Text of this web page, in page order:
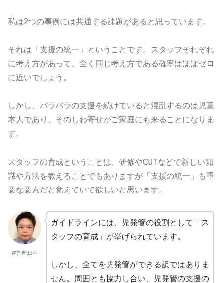
私は2つの事例には共通する課題があると思っています。
それは「支援の統一」ということです。スタッフそれぞれ
に考え方があって、全く同じ考え方である確率はほぼゼロ
に近いでしょう。
しかし、バラバラの支援を続けていると混乱するのは児童
本人であり、そのしわ寄せがご家庭にも来ることになりま
す。
スタッフの育成ということは、研修やOJTなどで新しい知
識や方法を教えることでもありますが「支援の統一」も重
要な要素だと覚えていて欲しいと思います。
運営者:田中
ガイドラインには、児発管の役割として「ス
タッフの育成」が挙げられています。
しかし、全てを児発管ができる訳ではありま
せん。周囲とも協力し合い、児発管の支援の